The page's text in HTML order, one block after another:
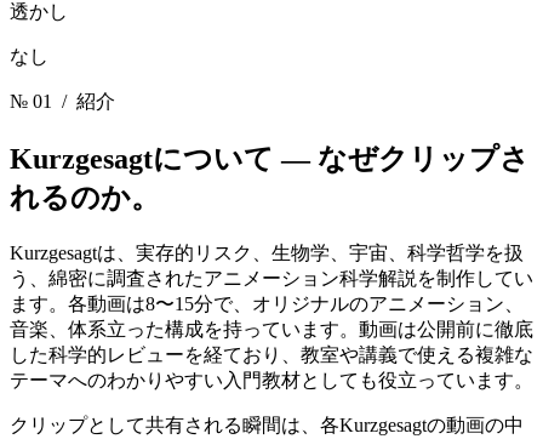
透かし
なし
№ 01 / 紹介
Kurzgesagtについて — なぜクリップさ
れるのか。
Kurzgesagtは、実存的リスク、生物学、宇宙、科学哲学を扱
う、綿密に調査されたアニメーション科学解説を制作してい
ます。各動画は8〜15分で、オリジナルのアニメーション、
音楽、体系立った構成を持っています。動画は公開前に徹底
した科学的レビューを経ており、教室や講義で使える複雑な
テーマへのわかりやすい入門教材としても役立っています。
クリップとして共有される瞬間は、各Kurzgesagtの動画の中